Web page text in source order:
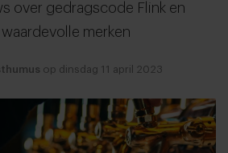
over gedragscode Flink en
merken
op dinsdag 11 april 2023